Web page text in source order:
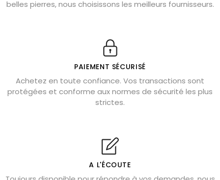
Obsidienne dorée : vertus et signification
Véritable citrine naturelle non chauffée
Où placer la citrine dans la maison
Cornaline : propriétés magiques
Capricorne : quelles pierres choisir
Shungite : purification et protection
Bagues en labradorite argent 925
belles pierres, nous choisissons les meilleurs fournisseurs.
PAIEMENT SÉCURISÉ
Achetez en toute confiance. Vos transactions sont
protégées et conforme aux normes de sécurité les plus
strictes.
A L'ÉCOUTE